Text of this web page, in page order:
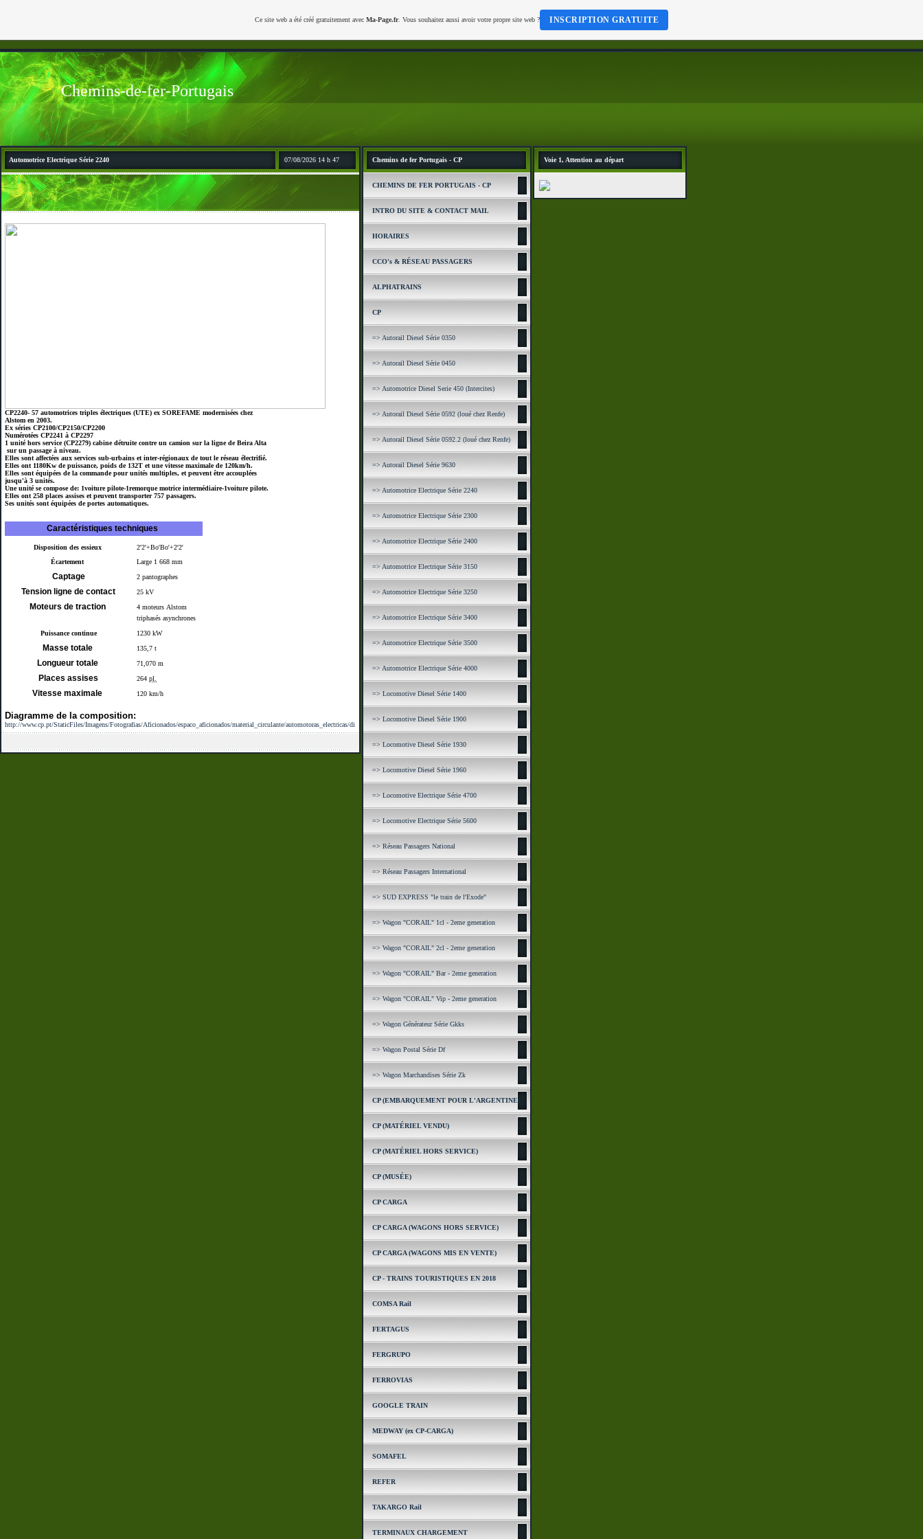
Chemins-de-fer-Portugais
Automotrice Electrique Série 2240 07/08/2026 14 h 47
CP2240- 57 automotrices triples électriques (UTE) ex SOREFAME modernisées chez
Alstom en 2003.
Ex séries CP2100/CP2150/CP2200
Numérotées CP2241 à CP2297
1 unité hors service (CP2279) cabine détruite contre un camion sur la ligne de Beira Alta
sur un passage à niveau.
Elles sont affectées aux services sub-urbains et inter-régionaux de tout le réseau électrifié.
Elles ont 1180Kw de puissance, poids de 132T et une vitesse maximale de 120km/h.
Elles sont équipées de la commande pour unités multiples, et peuvent être accouplées
jusqu'à 3 unités.
Une unité se compose de: 1voiture pilote-1remorque motrice intermédiaire-1voiture pilote.
Elles ont 258 places assises et peuvent transporter 757 passagers.
Ses unités sont équipées de portes automatiques.
Caractéristiques techniques
Disposition des essieux
2'2'+Bo'Bo'+2'2'
Écartement
Large 1 668 mm
Captage 2 pantographes
Tension ligne de contact 25 kV
Moteurs de traction 4 moteurs Alstom
triphasés asynchrones
Puissance continue
1230 kW
Masse totale 135,7 t
Longueur totale 71,070 m
Places assises 264 pl.
Vitesse maximale 120 km/h
Diagramme de la composition:
http://www.cp.pt/StaticFiles/Imagens/Fotografias/Aficionados/espaco_aficionados/material_circulante/automotoras_electricas/diagrama_2241_2297.pdf
Chemins de fer Portugais - CP
CHEMINS DE FER PORTUGAIS - CP
INTRO DU SITE & CONTACT MAIL
HORAIRES
CCO's & RÉSEAU PASSAGERS
ALPHATRAINS
CP
=> Autorail Diesel Série 0350
=> Autorail Diesel Série 0450
=> Automotrice Diesel Serie 450 (Intercites)
=> Autorail Diesel Série 0592 (loué chez Renfe)
=> Autorail Diesel Série 0592.2 (loué chez Renfe)
=> Autorail Diesel Série 9630
=> Automotrice Electrique Série 2240
=> Automotrice Electrique Série 2300
=> Automotrice Electrique Série 2400
=> Automotrice Electrique Série 3150
=> Automotrice Electrique Série 3250
=> Automotrice Electrique Série 3400
=> Automotrice Electrique Série 3500
=> Automotrice Electrique Série 4000
=> Locomotive Diesel Série 1400
=> Locomotive Diesel Série 1900
=> Locomotive Diesel Série 1930
=> Locomotive Diesel Série 1960
=> Locomotive Electrique Série 4700
=> Locomotive Electrique Série 5600
=> Réseau Passagers National
=> Réseau Passagers International
=> SUD EXPRESS "le train de l'Exode"
=> Wagon "CORAIL" 1cl - 2eme generation
=> Wagon "CORAIL" 2cl - 2eme generation
=> Wagon "CORAIL" Bar - 2eme generation
=> Wagon "CORAIL" Vip - 2eme generation
=> Wagon Générateur Série Gkks
=> Wagon Postal Série Df
=> Wagon Marchandises Série Zk
CP (EMBARQUEMENT POUR L'ARGENTINE)
CP (MATÉRIEL VENDU)
CP (MATÉRIEL HORS SERVICE)
CP (MUSÉE)
CP CARGA
CP CARGA (WAGONS HORS SERVICE)
CP CARGA (WAGONS MIS EN VENTE)
CP - TRAINS TOURISTIQUES EN 2018
COMSA Rail
FERTAGUS
FERGRUPO
FERROVIAS
GOOGLE TRAIN
MEDWAY (ex CP-CARGA)
SOMAFEL
REFER
TAKARGO Rail
TERMINAUX CHARGEMENT
Voie 1, Attention au départ
Ce site web a été créé gratuitement avec Ma-Page.fr. Vous souhaitez aussi avoir votre propre site web ? INSCRIPTION GRATUITE